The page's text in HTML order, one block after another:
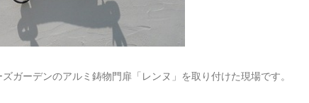
ガーデンのアルミ鋳物門扉「レンヌ」 を取り付けた現場です。